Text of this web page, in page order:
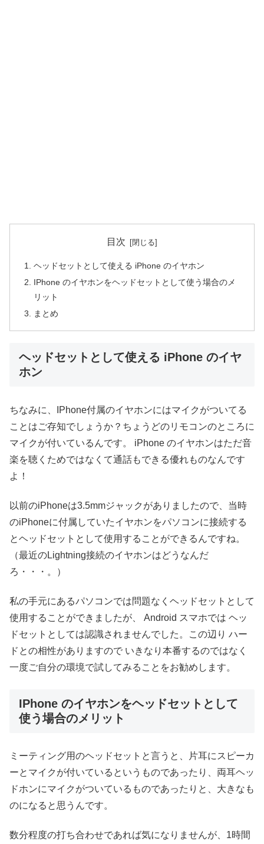
目次
ヘッドセットとして使える iPhone のイヤホン
IPhone のイヤホンをヘッドセットとして使う場合のメ
リット
まとめ
ヘッドセットとして使える iPhone のイヤ
ホン
ちなみに、IPhone付属のイヤホンにはマイクがついてる
ことはご存知でしょうか？ちょうどのリモコンのところに
マイクが付いているんです。 iPhone のイヤホンはただ音
楽を聴くためではなくて通話もできる優れものなんです
よ！
以前のiPhoneは3.5mmジャックがありましたので、当時
のiPhoneに付属していたイヤホンをパソコンに接続する
とヘッドセットとして使用することができるんですね。
（最近のLightning接続のイヤホンはどうなんだ
ろ・・・。）
私の手元にあるパソコンでは問題なくヘッドセットとして
使用することができましたが、 Android スマホでは ヘッ
ドセットとしては認識されませんでした。この辺り ハー
ドとの相性がありますので いきなり本番するのではなく
一度ご自分の環境で試してみることをお勧めします。
IPhone のイヤホンをヘッドセットとして
使う場合のメリット
ミーティング用のヘッドセットと言うと、片耳にスピーカ
ーとマイクが付いているというものであったり、両耳ヘッ
ドホンにマイクがついているものであったりと、大きなも
のになると思うんです。
数分程度の打ち合わせであれば気になりませんが、1時間